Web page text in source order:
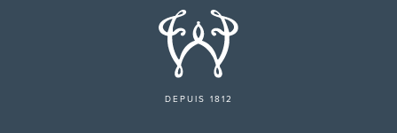
DEPUIS 1812